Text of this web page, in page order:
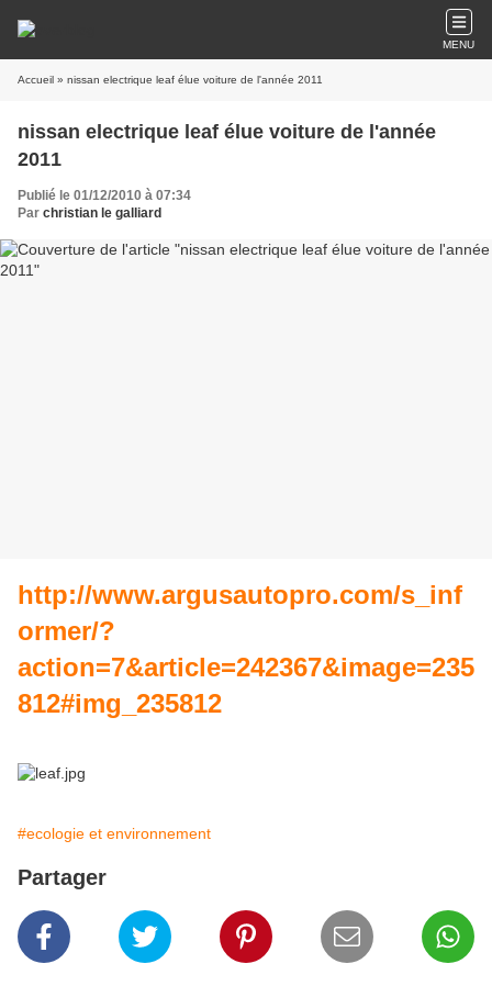
MENU
Accueil » nissan electrique leaf élue voiture de l'année 2011
nissan electrique leaf élue voiture de l'année
2011
Publié le 01/12/2010 à 07:34
Par christian le galliard
http://www.argusautopro.com/s_inf
ormer/?
action=7&article=242367&image=235
812#img_235812
#ecologie et environnement
Partager